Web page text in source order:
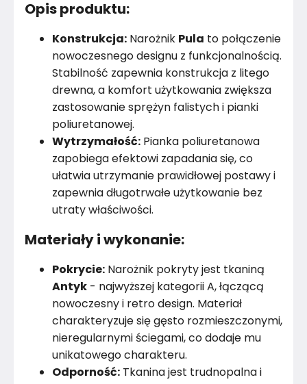
Opis produktu:
Konstrukcja: Narożnik Pula to połączenie
nowoczesnego designu z funkcjonalnością.
Stabilność zapewnia konstrukcja z litego
drewna, a komfort użytkowania zwiększa
zastosowanie sprężyn falistych i pianki
poliuretanowej.
Wytrzymałość: Pianka poliuretanowa
zapobiega efektowi zapadania się, co
ułatwia utrzymanie prawidłowej postawy i
zapewnia długotrwałe użytkowanie bez
utraty właściwości.
Materiały i wykonanie:
Pokrycie: Narożnik pokryty jest tkaniną
Antyk - najwyższej kategorii A, łączącą
nowoczesny i retro design. Materiał
charakteryzuje się gęsto rozmieszczonymi,
nieregularnymi ściegami, co dodaje mu
unikatowego charakteru.
Odporność: Tkanina jest trudnopalna i